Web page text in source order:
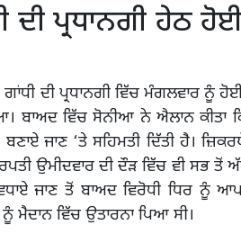
ਦੀ ਪ੍ਰਧਾਨਗੀ ਹੇਠ
ਦੀ ਪ੍ਰਧਾਨਗੀ ਵਿੱਚ ਮੰਗਲਵਾਰ ਨੂੰ
ਬਾਅਦ ਵਿੱਚ ਸੋਨੀਆ ਨੇ ਐਲਾਨ ਕੀਤਾ
ਬਣਾਏ ਜਾਣ ‘ਤੇ ਸਹਿਮਤੀ ਦਿੱਤੀ ਹੈ।
ਉਮੀਦਵਾਰ ਦੀ ਦੌੜ ਵਿੱਚ ਵੀ ਸਭ ਤੋਂ
ਜਾਣ ਤੋਂ ਬਾਅਦ ਵਿਰੋਧੀ ਧਿਰ ਨੂੰ
ਮੈਦਾਨ ਵਿੱਚ ਉਤਾਰਨਾ ਪਿਆ ਸੀ।